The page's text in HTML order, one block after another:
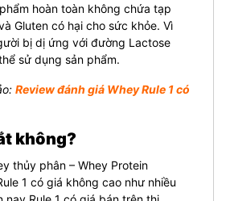
hoàn toàn không chứa tạp
Gluten có hại cho sức khỏe. Vì
bị dị ứng với đường Lactose
sử dụng sản phẩm.
Review đánh giá Whey Rule 1 có
không?
thủy phân – Whey Protein
1 có giá không cao như nhiều